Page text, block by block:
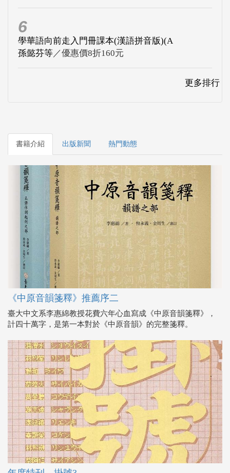
6
學華語向前走入門冊課本(漢語拼音版)(A
孫懿芬等／優惠價8折160元
更多排行
書籍介紹 出版新聞 熱門動態
《中原音韻箋釋》推薦序二
臺大中文系李惠綿教授花費六年心血寫成《中原音韻箋釋》，
計四十萬字，是第一本對於《中原音韻》的完整箋釋。